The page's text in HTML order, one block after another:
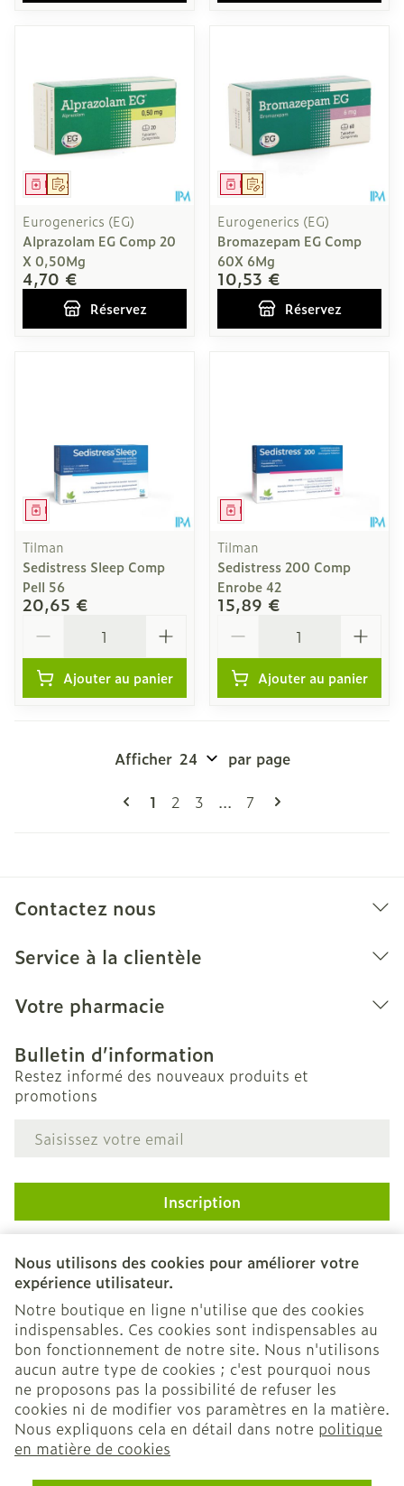
Nous utilisons des cookies pour améliorer votre
expérience utilisateur.
Notre boutique en ligne n'utilise que des cookies
indispensables. Ces cookies sont indispensables au
bon fonctionnement de notre site. Nous n'utilisons
aucun autre type de cookies ; c'est pourquoi nous
ne proposons pas la possibilité de refuser les
cookies ni de modifier vos paramètres en la matière.
Nous expliquons cela en détail dans notre politique
en matière de cookies
Sur prescription
Médicament
Eurogenerics (EG)
Alprazolam EG Comp 20
X 0,50Mg
4,70 €
Réservez
Sur prescription
Médicament
Eurogenerics (EG)
Bromazepam EG Comp
60X 6Mg
10,53 €
Réservez
Médicament
Tilman
Sedistress Sleep Comp
Pell 56
20,65 €
Ajouter au panier
Médicament
Tilman
Sedistress 200 Comp
Enrobe 42
15,89 €
Ajouter au panier
Pages
Vous lisez actuellement la page
1 Page
2 Page
3 ... Page
7
Afficher par page
Contactez nous
Service à la clientèle
Votre pharmacie
Bulletin d’information
Restez informé des nouveaux produits et
promotions
Adresse mail
Inscription
En cliquant sur s'abonner, vous vous abonnez à notre
newsletter et acceptez notrepolitique de confidentialité
Liens légaux